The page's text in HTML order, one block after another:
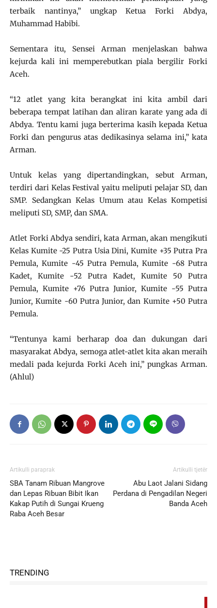
terbaik nantinya,” ungkap Ketua Forki Abdya,
Muhammad Habibi.
Sementara itu, Sensei Arman menjelaskan bahwa
kejurda kali ini memperebutkan piala bergilir Forki
Aceh.
“12 atlet yang kita berangkat ini kita ambil dari
beberapa tempat latihan dan aliran karate yang ada di
Abdya. Tentu kami juga berterima kasih kepada Ketua
Forki dan pengurus atas dedikasinya selama ini,” kata
Arman.
Untuk kelas yang dipertandingkan, sebut Arman,
terdiri dari Kelas Festival yaitu meliputi pelajar SD, dan
SMP. Sedangkan Kelas Umum atau Kelas Kompetisi
meliputi SD, SMP, dan SMA.
Atlet Forki Abdya sendiri, kata Arman, akan mengikuti
Kelas Kumite -25 Putra Usia Dini, Kumite +35 Putra Pra
Pemula, Kumite -45 Putra Pemula, Kumite -68 Putra
Kadet, Kumite -52 Putra Kadet, Kumite 50 Putra
Pemula, Kumite +76 Putra Junior, Kumite -55 Putra
Junior, Kumite -60 Putra Junior, dan Kumite +50 Putra
Pemula.
“Tentunya kami berharap doa dan dukungan dari
masyarakat Abdya, semoga atlet-atlet kita akan meraih
medali pada kejurda Forki Aceh ini,” pungkas Arman.
(Ahlul)
Artikulli paraprak
SBA Tanam Ribuan Mangrove
dan Lepas Ribuan Bibit Ikan
Kakap Putih di Sungai Krueng
Raba Aceh Besar
Artikulli tjetër
Abu Laot Jalani Sidang
Perdana di Pengadilan Negeri
Banda Aceh
TRENDING